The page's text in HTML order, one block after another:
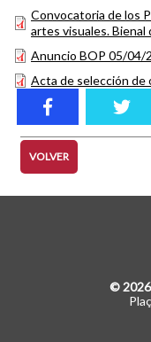
Convocatoria de los
artes visuales.
Anuncio BOP 05/04/
Acta de selección de
VOLVER
©